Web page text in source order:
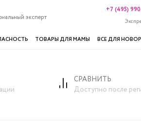
эксперт
+7 (495)
ТОВАРЫ ДЛЯ МАМЫ ВСЕ ДЛЯ
набор Dreams "Звездный" (5
СРАВНИТЬ
Доступно после